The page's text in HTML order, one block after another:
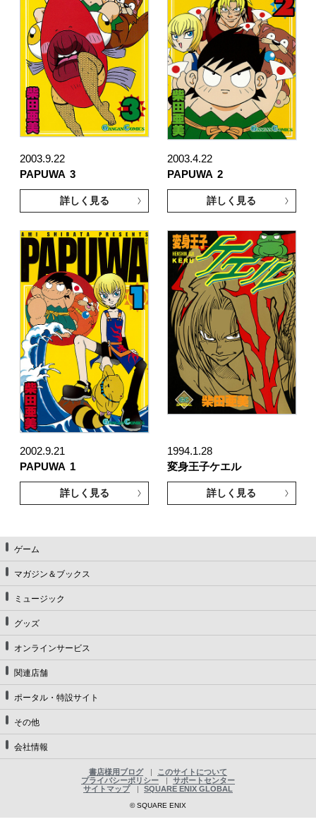
2003.9.22
PAPUWA 3
詳しく見る
2003.4.22
PAPUWA 2
詳しく見る
2002.9.21
PAPUWA 1
詳しく見る
1994.1.28
変身王子ケエル
詳しく見る
ゲーム
マガジン＆ブックス
ミュージック
グッズ
オンラインサービス
関連店舗
ポータル・特設サイト
その他
会社情報
書店様用ブログ
このサイトについて
プライバシーポリシー
サポートセンター
サイトマップ
SQUARE ENIX GLOBAL
© SQUARE ENIX